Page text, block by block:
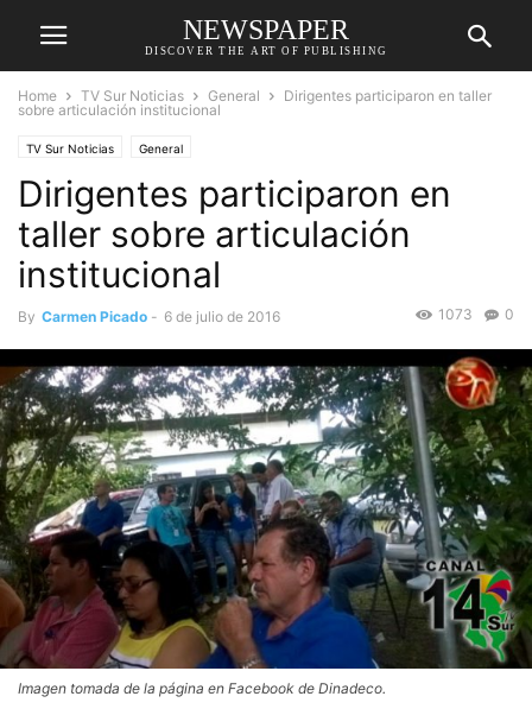
NEWSPAPER
DISCOVER THE ART OF PUBLISHING
Home TV Sur Noticias General
Dirigentes participaron en taller
sobre articulación institucional
TV Sur Noticias General
Dirigentes participaron en
taller sobre articulación
institucional
By Carmen Picado - 6 de julio de 2016 0
1073
Imagen tomada de la página en Facebook de Dinadeco.